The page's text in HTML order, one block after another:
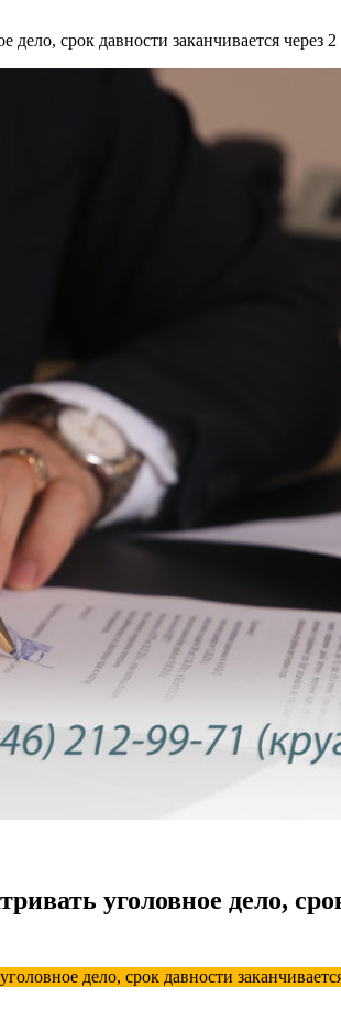
дело, срок давности заканчивается
уголовное дело,
дело, срок давности